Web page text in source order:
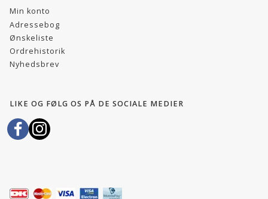
Min konto
Adressebog
Ønskeliste
Ordrehistorik
Nyhedsbrev
LIKE OG FØLG OS PÅ DE SOCIALE MEDIER